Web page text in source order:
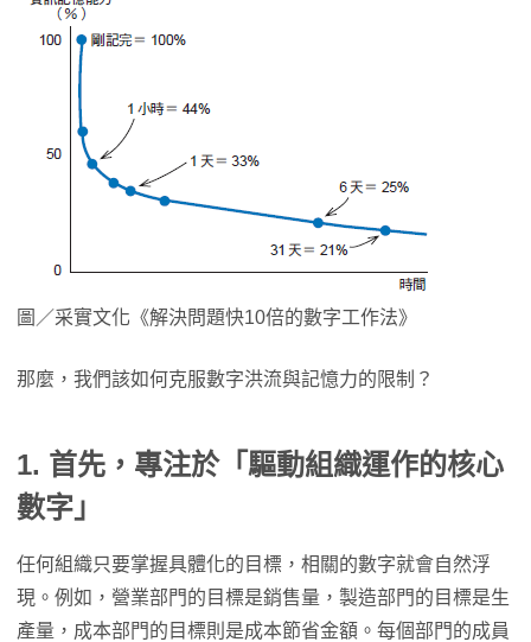
圖／采實文化《解決問題快10倍的數字工作法》
那麼，我們該如何克服數字洪流與記憶力的限制？
1. 首先，專注於「驅動組織運作的核心
數字」
任何組織只要掌握具體化的目標，相關的數字就會自然浮
現。例如，營業部門的目標是銷售量，製造部門的目標是生
產量，成本部門的目標則是成本節省金額。每個部門的成員